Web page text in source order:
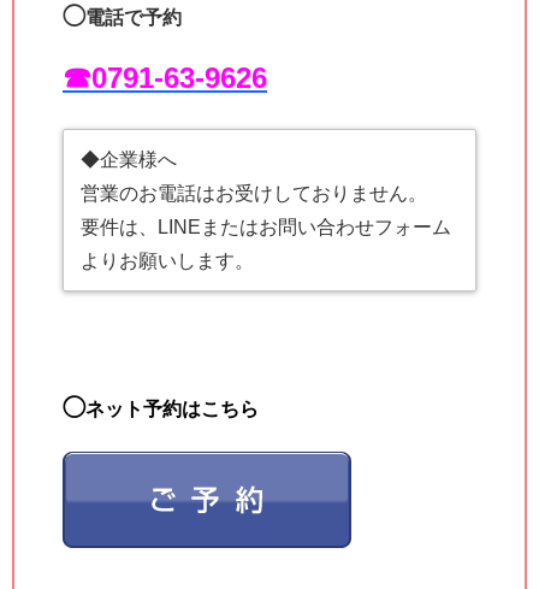
◯電話で予約
☎︎0791-63-9626
◆企業様へ
営業のお電話はお受けしておりません。
要件は、LINEまたはお問い合わせフォーム
よりお願いします。
◯ネット予約はこちら